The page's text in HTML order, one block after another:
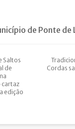
de Ponte de
Saltos
de
cartaz
edição
Cordas